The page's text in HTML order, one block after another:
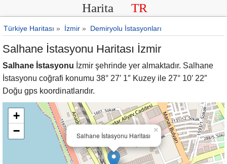
Harita TR
Türkiye Haritası » İzmir » Demiryolu İstasyonları
Salhane İstasyonu Haritası İzmir
Salhane İstasyonu İzmir şehrinde yer almaktadır. Salhane
İstasyonu coğrafi konumu 38° 27′ 1″ Kuzey ile 27° 10′ 22″
Doğu gps koordinatlarıdır.
Salhane İstasyonu Haritası
×
+
−